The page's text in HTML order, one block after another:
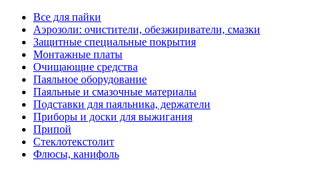
Все для пайки
Аэрозоли: очистители, обезжириватели, смазки
Защитные специальные покрытия
Монтажные платы
Очищающие средства
Паяльное оборудование
Паяльные и смазочные материалы
Подставки для паяльника, держатели
Приборы и доски для выжигания
Припой
Стеклотекстолит
Флюсы, канифоль